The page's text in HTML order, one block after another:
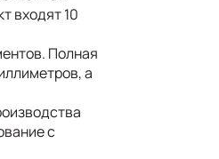
входят 10
Полная
а
с